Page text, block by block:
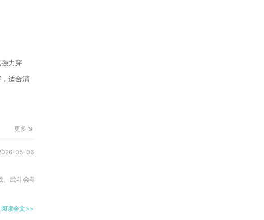
力穿
适合清
更多
05-06
武斗会等集体玩法中能发挥核心作用。猴子作为红色神宠，定位偏向输出与团队辅助
阅读全文>>